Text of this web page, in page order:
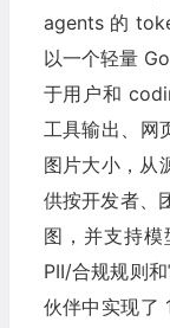
agents 的
以一个轻量
于用户和
工具输出、网
图片大小，从
供按开发者、
图，并支持模
PII/合规规则
伙伴中实现了